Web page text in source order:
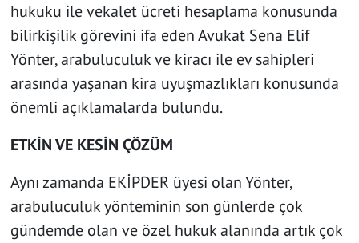
hukuku ile vekalet ücreti hesaplama konusunda
bilirkişilik görevini ifa eden Avukat Sena Elif
Yönter, arabuluculuk ve kiracı ile ev sahipleri
arasında yaşanan kira uyuşmazlıkları konusunda
önemli açıklamalarda bulundu.
ETKİN VE KESİN ÇÖZÜM
Aynı zamanda EKİPDER üyesi olan Yönter,
arabuluculuk yönteminin son günlerde çok
gündemde olan ve özel hukuk alanında artık çok